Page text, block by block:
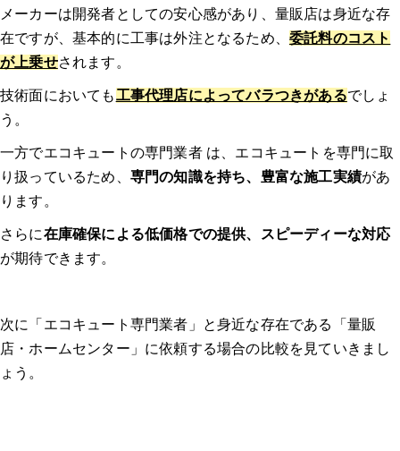
どのようなトラブルでしたか？修理/交換するに至った経緯、原
業者はどのように選びましたか？複数見積もりを取ったのか、決
め手や重要視した点があれば教えてください。
たのか、どのくらいで来たのか等）
業者、作業員の対応はいかがでしたか？修理交換後は問題なく使
体験談2：エコキュート 千葉｜本体の圧力センサーに深刻な不具合が発
生し、お湯が出なくなった。 ｜エコキュート 一軒家
メーカーは開発者としての安心感があり、量販店は身近な存
在ですが、基本的に工事は外注となるため、 委託料のコスト
が上乗せされます。
技術面においても工事代理店によってバラつきがあるでしょ
う。
一方でエコキュートの専門業者 は、エコキュートを専門に取
り扱っているため、 専門の知識を持ち、豊富な施工実績があ
ります。
さらに在庫確保による低価格での提供、スピーディーな対応
が期待できます。
次に「エコキュート専門業者」と身近な存在である「量販
店・ホームセンター」に依頼する場合の比較を見ていきまし
ょう。